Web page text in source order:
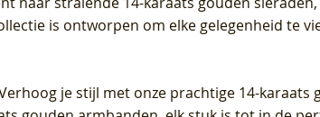
S - Geelgoud (14k) met Lab
Geelgoud
Diamant
(14k) met Lab grown
LG7027Y -
grown
(14k) met Lab grown
LG7026Y -
grown
is ontworpen om elke gelegenheid te
je stijl met onze prachtige 14-